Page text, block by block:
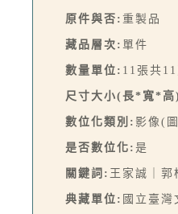
原件與否: 重製品
藏品層次: 單件
數量單位: 11張共11
尺寸大小(長*寬*高
數位化類別: 影像(
是否數位化: 是
關鍵詞: 王家誠｜郭
典藏單位: 國立臺灣